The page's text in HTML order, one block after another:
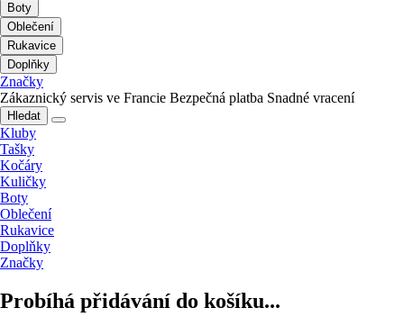
Boty
Oblečení
Rukavice
Doplňky
Značky
Zákaznický servis ve Francie Bezpečná platba Snadné vracení
Hledat
Kluby
Tašky
Kočáry
Kuličky
Boty
Oblečení
Rukavice
Doplňky
Značky
Probíhá přidávání do košíku...